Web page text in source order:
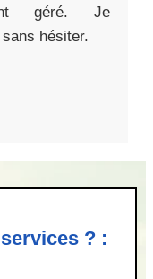
géré. Je
hésiter.
? :